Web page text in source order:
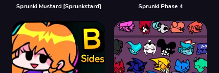
Sprunki Mustard [Sprunkstard] Sprunki Phase 4